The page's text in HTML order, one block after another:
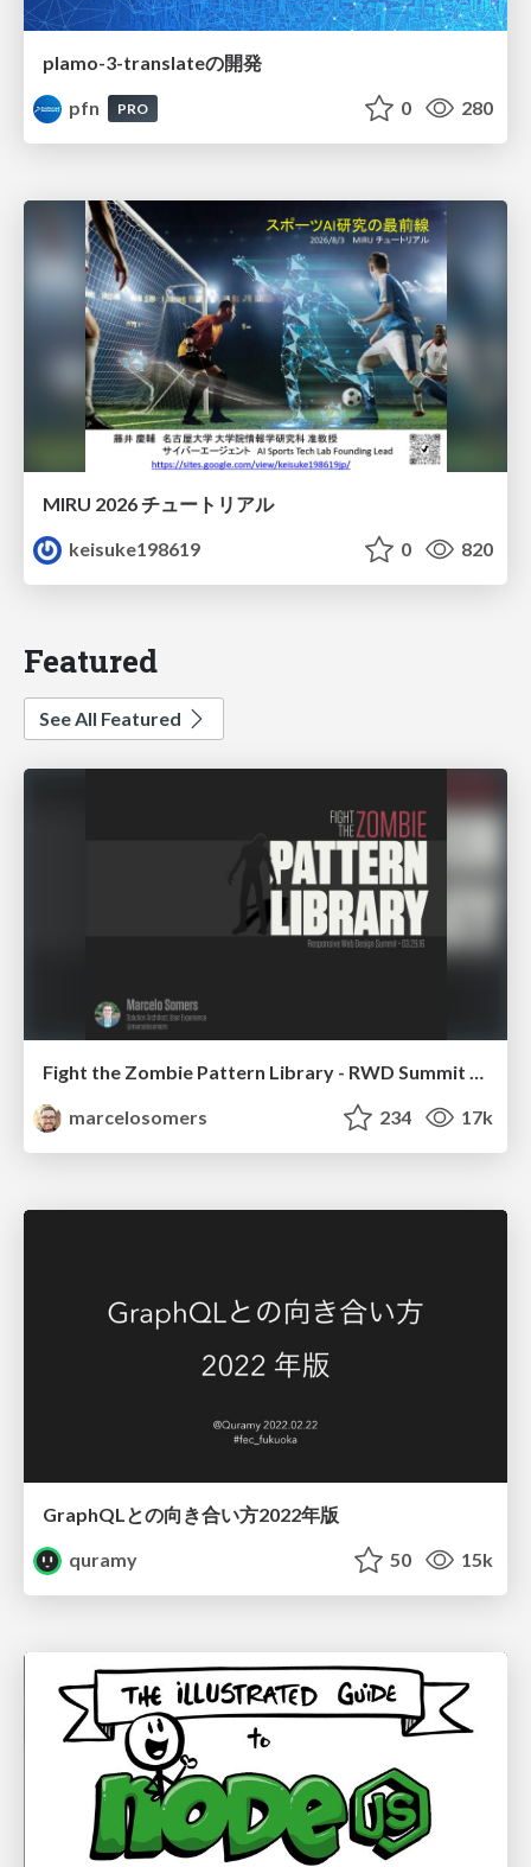
plamo-3-translateの開発
pfn
PRO 0 280
MIRU 2026 チュートリアル
keisuke198619
0 820
Featured
See All Featured
Fight the Zombie Pattern Library - RWD Summit 2016
marcelosomers
234 17k
GraphQLとの向き合い方2022年版
quramy
50 15k